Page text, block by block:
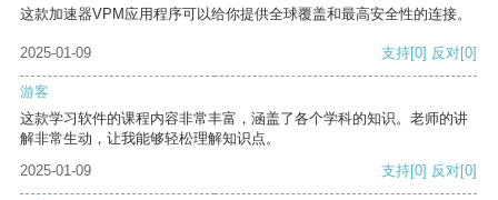
这款加速器VPM应用程序可以给你提供全球覆盖和最高安全性的连接。
2025-01-09 支持[0] 反对[0]
游客
这款学习软件的课程内容非常丰富，涵盖了各个学科的知识。老师的讲
解非常生动，让我能够轻松理解知识点。
2025-01-09
支持[0] 反对[0]